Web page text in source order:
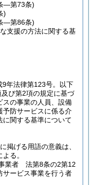
―第73条)
)
―第86条)
支援の方法に関する基
9年法律第123号。以下
び第2項の規定に基づ
スの事業の人員、設備
予防サービスに係る介
関する基準について
に掲げる用語の意義は、
る。
業者 法第8条の2第12
サービス事業を行う者